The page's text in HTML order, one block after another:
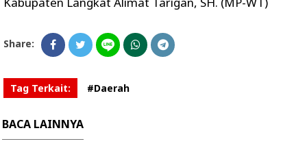
Share:
Tag Terkait: #Daerah
BACA LAINNYA